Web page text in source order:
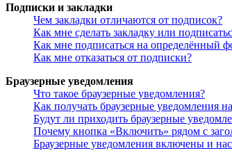
Подписки и закладки
Чем закладки отличаются от подписок?
Как мне сделать закладку или
Как мне подписаться на определённый
Как мне отказаться от подписки?
Браузерные уведомления
Что такое браузерные уведомления?
Как получать браузерные уведомления
Будут ли приходить браузерные
Почему кнопка «Включить» рядом с
Браузерные уведомления включены и